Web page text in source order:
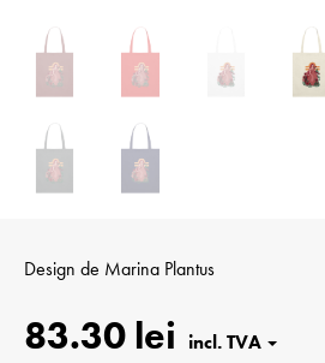
Design de Marina Plantus
83.30 lei